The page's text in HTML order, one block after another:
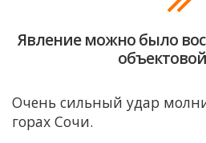
Явление можно было
Очень сильный удар
горах Сочи.